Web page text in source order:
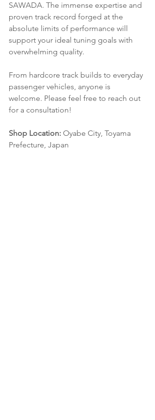
SAWADA. The immense expertise and
proven track record forged at the
absolute limits of performance will
support your ideal tuning goals with
overwhelming quality.
From hardcore track builds to everyday
passenger vehicles, anyone is
welcome. Please feel free to reach out
for a consultation!
Shop Location: Oyabe City, Toyama
Prefecture, Japan